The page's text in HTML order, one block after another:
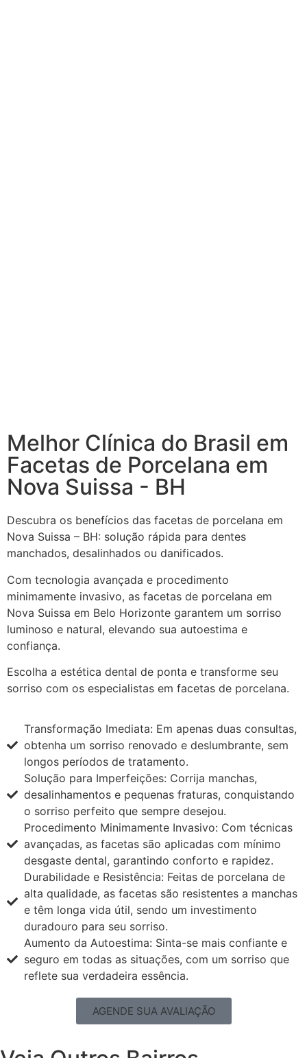
Melhor Clínica do Brasil em
Facetas de Porcelana em
Nova Suissa - BH
Descubra os benefícios das facetas de porcelana em
Nova Suissa – BH: solução rápida para dentes
manchados, desalinhados ou danificados.
Com tecnologia avançada e procedimento
minimamente invasivo, as facetas de porcelana em
Nova Suissa em Belo Horizonte garantem um sorriso
luminoso e natural, elevando sua autoestima e
confiança.
Escolha a estética dental de ponta e transforme seu
sorriso com os especialistas em facetas de porcelana.
Transformação Imediata: Em apenas duas consultas,
obtenha um sorriso renovado e deslumbrante, sem
longos períodos de tratamento.
Solução para Imperfeições: Corrija manchas,
desalinhamentos e pequenas fraturas, conquistando
o sorriso perfeito que sempre desejou.
Procedimento Minimamente Invasivo: Com técnicas
avançadas, as facetas são aplicadas com mínimo
desgaste dental, garantindo conforto e rapidez.
Durabilidade e Resistência: Feitas de porcelana de
alta qualidade, as facetas são resistentes a manchas
e têm longa vida útil, sendo um investimento
duradouro para seu sorriso.
Aumento da Autoestima: Sinta-se mais confiante e
seguro em todas as situações, com um sorriso que
reflete sua verdadeira essência.
AGENDE SUA AVALIAÇÃO